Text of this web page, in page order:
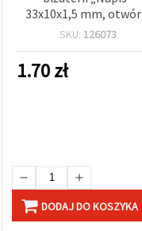
marketingowych.
Możesz
wszystkich
swoje
preferencje
Ustawieniach,
33x10x1,5 mm,
mm, kolor antycznego
SKU: 126073
1.70zł
DODAJ DO KOSZYKA